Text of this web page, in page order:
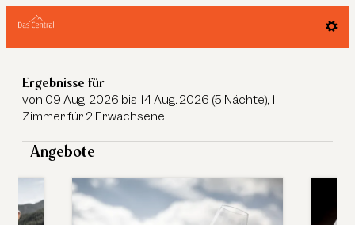
Das Central - Alpine. Luxury. Life.
Ergebnisse für
von 09 Aug. 2026 bis 14 Aug. 2026 (5 Nächte),1
Zimmerfür 2 Erwachsene
Angebote